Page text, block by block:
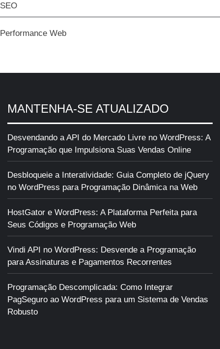
SEO
Performance Web
MANTENHA-SE ATUALIZADO
Desvendando a API do Mercado Livre no WordPress: A
Programação que Impulsiona Suas Vendas Online
Desbloqueie a Interatividade: Guia Completo de jQuery
no WordPress para Programação Dinâmica na Web
HostGator e WordPress: A Plataforma Perfeita para
Seus Códigos e Programação Web
Vindi API no WordPress: Desvende a Programação
para Assinaturas e Pagamentos Recorrentes
Programação Descomplicada: Como Integrar
PagSeguro ao WordPress para um Sistema de Vendas
Robusto